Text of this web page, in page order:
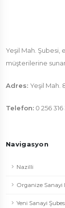
Yeşil Mah.
müşterilerine
Adres: Yeşil Mah.
Telefon: 0 256 316
Navigasyon
Nazilli
Organize Sanayi
Yeni Sanayi